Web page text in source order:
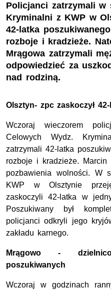
Policjanci zatrzymali w
Kryminalni z KWP w
42-latka
rozboje i kradzieże.
Mrągowa zatrzymali
odpowiedzieć za
nad rodziną.
Olsztyn- zpc zaskoczył
Wczoraj wieczorem
Celowych Wydz.
zatrzymali 42-latka
rozboje i kradzieże.
pozbawienia wolności. W
KWP w Olsztynie
zaskoczyli 42-latka w
Poszukiwany był
policjanci odkryli jego
zakładu karnego.
Mrągowo -
poszukiwanych
Wczoraj w godzinach